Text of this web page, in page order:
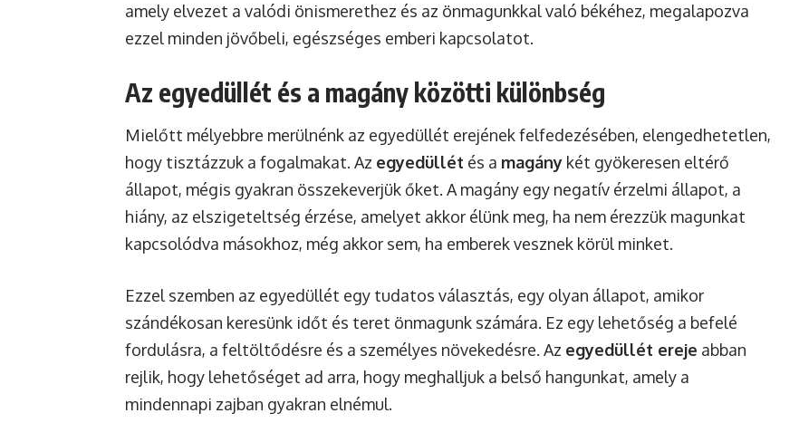
amely elvezet a valódi önismerethez és az önmagunkkal való békéhez, megalapozva
ezzel minden jövőbeli, egészséges emberi kapcsolatot.
Az egyedüllét és a magány közötti különbség
Mielőtt mélyebbre merülnénk az egyedüllét erejének felfedezésében, elengedhetetlen,
hogy tisztázzuk a fogalmakat. Az egyedüllét és a magány két gyökeresen eltérő
állapot, mégis gyakran összekeverjük őket. A magány egy negatív érzelmi állapot, a
hiány, az elszigeteltség érzése, amelyet akkor élünk meg, ha nem érezzük magunkat
kapcsolódva másokhoz, még akkor sem, ha emberek vesznek körül minket.
Ezzel szemben az egyedüllét egy tudatos választás, egy olyan állapot, amikor
szándékosan keresünk időt és teret önmagunk számára. Ez egy lehetőség a befelé
fordulásra, a feltöltődésre és a személyes növekedésre. Az egyedüllét ereje abban
rejlik, hogy lehetőséget ad arra, hogy meghalljuk a belső hangunkat, amely a
mindennapi zajban gyakran elnémul.